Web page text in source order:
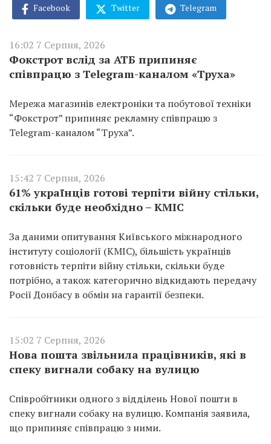
Facebook Twitter Telegram
16:02 7 Серпня, 2026
Фокстрот вслід за АТБ припиняє
співпрацю з Telegram-каналом «Труха»
Мережа магазинів електроніки та побутової техніки
“Фокстрот” припиняє рекламну співпрацю з
Telegram-каналом “Труха”.
15:42 7 Серпня, 2026
61% українців готові терпіти війну стільки,
скільки буде необхідно – КМІС
За даними опитування Київського міжнародного
інституту соціології (КМІС), більшість українців
готовність терпіти війну стільки, скільки буде
потрібно, а також категорично відкидають передачу
Росії Донбасу в обмін на гарантії безпеки.
15:02 7 Серпня, 2026
Нова пошта звільнила працівників, які в
спеку вигнали собаку на вулицю
Співробітники одного з відділень Нової пошти в
спеку вигнали собаку на вулицю. Компанія заявила,
що припиняє співпрацю з ними.